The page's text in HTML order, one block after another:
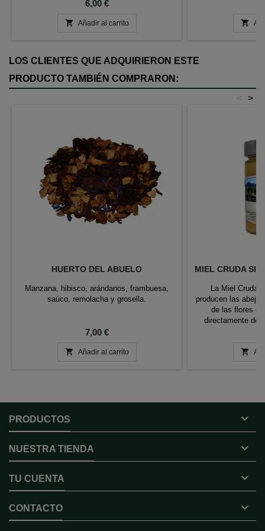
Precio
6,00 €
 Añadir al carrito 
LOS CLIENTES QUE ADQUIRIERON ESTE
PRODUCTO TAMBIÉN COMPRARON:
>
<
HUERTO DEL ABUELO
Manzana, hibisco, arándanos, frambuesa,
saúco, remolacha y grosella.
Precio
7,00 €
 Añadir al carrito
MIEL CRUDA
La Miel Cruda
producen las
de las flores
directamente del
nutrientes y
PRODUCTOS 
NUESTRA TIENDA 
TU CUENTA 
CONTACTO 